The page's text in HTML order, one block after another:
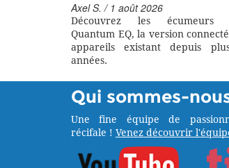
Axel S. / 1 août 2026
Découvrez les écumeurs
Quantum EQ, la version
appareils existant depuis
années.
Qui sommes-
Une fine équipe de
récifale ! Venez découvrir